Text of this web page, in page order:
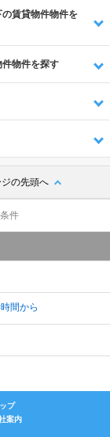
賃貸物件物件を
物件を探す
の先頭へ
件
間から
プ
案内